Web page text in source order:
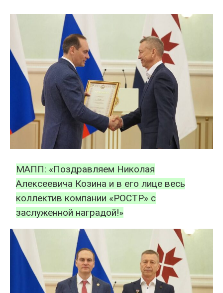
МАПП: «Поздравляем Николая
Алексеевича Козина и в его лице весь
коллектив компании «РОСТР» с
заслуженной наградой!»